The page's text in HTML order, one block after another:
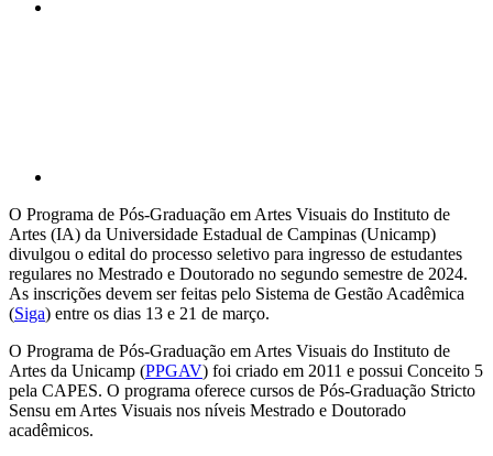
O Programa de Pós-Graduação em Artes Visuais do Instituto de
Artes (IA) da Universidade Estadual de Campinas (Unicamp)
divulgou o edital do processo seletivo para ingresso de estudantes
regulares no Mestrado e Doutorado no segundo semestre de 2024.
As inscrições devem ser feitas pelo Sistema de Gestão Acadêmica
(Siga) entre os dias 13 e 21 de março.
O Programa de Pós-Graduação em Artes Visuais do Instituto de
Artes da Unicamp (PPGAV) foi criado em 2011 e possui Conceito 5
pela CAPES. O programa oferece cursos de Pós-Graduação Stricto
Sensu em Artes Visuais nos níveis Mestrado e Doutorado
acadêmicos.